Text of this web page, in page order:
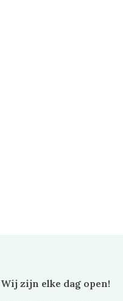
Wij zijn elke dag open!